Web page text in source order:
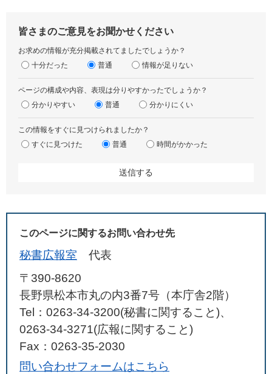
皆さまのご意見をお聞かせください
お求めの情報が充分掲載されてましたでしょうか？
十分だった
普通 情報が足りない
ページの構成や内容、表現は分りやすかったでしょうか？
分かりやすい
普通 分かりにくい
この情報をすぐに見つけられましたか？
すぐに見つけた
普通 時間がかかった
このページに関するお問い合わせ先
秘書広報室
代表
〒390-8620
長野県松本市丸の内3番7号（本庁舎2階）
Tel：0263-34-3200(秘書に関すること)、
0263-34-3271(広報に関すること)
Fax：0263-35-2030
問い合わせフォームはこちら